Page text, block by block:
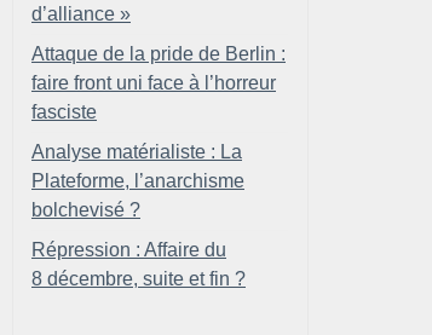
d’alliance »
Attaque de la pride de Berlin :
faire front uni face à l’horreur
fasciste
Analyse matérialiste : La
Plateforme, l’anarchisme
bolchevisé ?
Répression : Affaire du
8 décembre, suite et fin ?